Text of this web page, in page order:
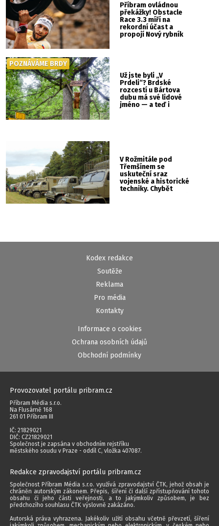
Příbram ovládnou
překážky! Obstacle
Race 3.3 míří na
rekordní účast a
propojí Nový rybník
Už jste byli „V
Prdeli“? Brdské
rozcestí u Bártova
dubu má své lidové
jméno — a teď i
POZNÁVÁME BRDY
V Rožmitále pod
Třemšínem se
uskuteční sraz
vojenské a historické
techniky. Chybět
Kodex redakce
Soutěže
Reklama
Pro média
Kontakty
Informace o cookies
Ochrana osobních údajů
Obchodní podmínky
Provozovatel portálu pribram.cz
Příbram Média s.r.o.
Na Flusárně 168
261 01 Příbram III
IČ: 21829021
DIČ: CZ21829021
Společnost je zapsána v obchodním rejstříku
městského soudu v Praze - oddíl C, vložka 407087.
Redakce zpravodajství portálu pribram.cz
Společnost Příbram Média s.r.o. využívá zpravodajství ČTK, jehož obsah je
chráněn autorským zákonem. Přepis, šíření či další zpřístupňování tohoto
obsahu či jeho části veřejnosti, a to jakýmkoliv způsobem, je bez
předchozího souhlasu ČTK výslovně zakázáno.
Autorská práva vyhrazena. Jakékoliv užití obsahu včetně převzetí, šíření